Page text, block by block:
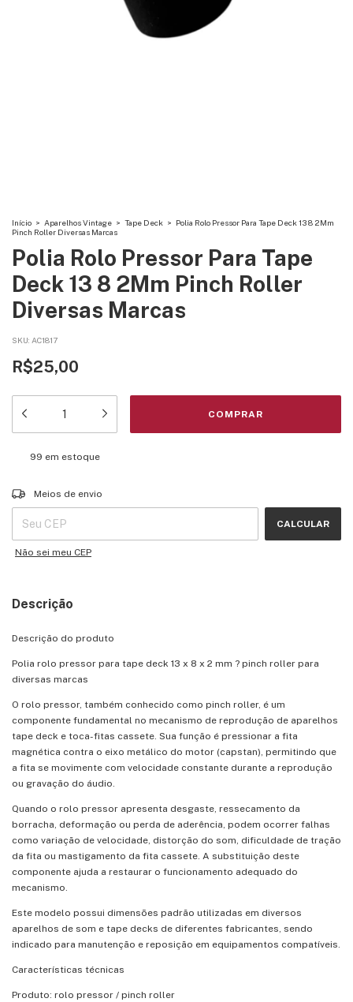
Início > Aparelhos Vintage > Tape Deck > Polia Rolo Pressor Para Tape Deck 13 8 2Mm
Pinch Roller Diversas Marcas
Polia Rolo Pressor Para Tape
Deck 13 8 2Mm Pinch Roller
Diversas Marcas
SKU: AC1817
R$25,00
99 em estoque
Entregas para o CEP:
Meios de envio
CALCULAR
Não sei meu CEP
Descrição
Descrição do produto
Polia rolo pressor para tape deck 13 x 8 x 2 mm ? pinch roller para
diversas marcas
O rolo pressor, também conhecido como pinch roller, é um
componente fundamental no mecanismo de reprodução de aparelhos
tape deck e toca-fitas cassete. Sua função é pressionar a fita
magnética contra o eixo metálico do motor (capstan), permitindo que
a fita se movimente com velocidade constante durante a reprodução
ou gravação do áudio.
Quando o rolo pressor apresenta desgaste, ressecamento da
borracha, deformação ou perda de aderência, podem ocorrer falhas
como variação de velocidade, distorção do som, dificuldade de tração
da fita ou mastigamento da fita cassete. A substituição deste
componente ajuda a restaurar o funcionamento adequado do
mecanismo.
Este modelo possui dimensões padrão utilizadas em diversos
aparelhos de som e tape decks de diferentes fabricantes, sendo
indicado para manutenção e reposição em equipamentos compatíveis.
Características técnicas
Produto: rolo pressor / pinch roller